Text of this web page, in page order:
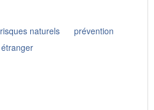
risques naturels
prévention
étranger